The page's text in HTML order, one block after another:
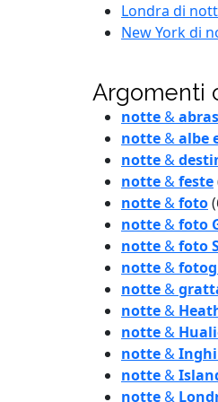
Londra di
New York di
Argomenti
notte&
notte&albe
notte&
notte&feste
notte&foto
notte&foto
notte&foto
notte&
notte&
notte&
notte&
notte&
notte&
notte&